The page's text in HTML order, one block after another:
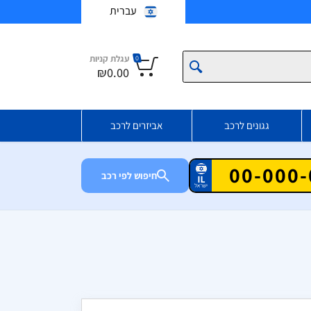
עברית
גגונים לרכב אביזרים לרכב
0 עגלת קניות
₪0.00
חיפוש לפי רכב